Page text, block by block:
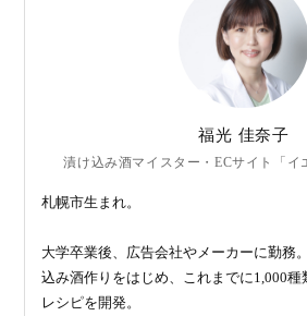
福光 佳奈子
漬け込み酒マイスター・ECサイト「イ
札幌市生まれ。
大学卒業後、広告会社やメーカーに勤務
込み酒作りをはじめ、これまでに1,000
レシピを開発。